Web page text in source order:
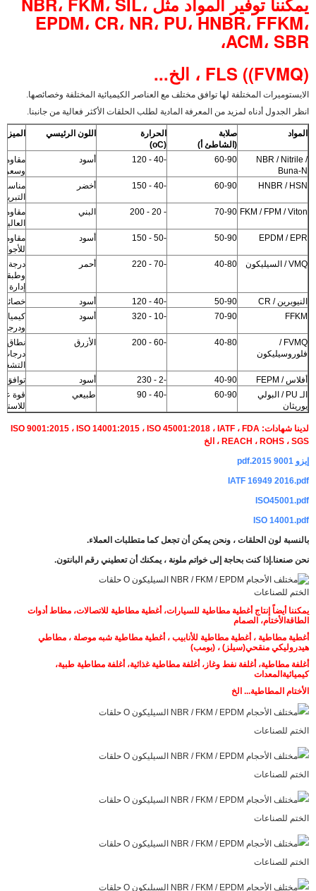
EPDM، CR، NR، PU، HNBR، FFKM،
ACM، SBR،
FLS ((FVMQ) ، الخ...
الايستوميرات المختلفة لها توافق مختلف مع العناصر الكيميائية المختلفة وخصائصها.
انظر الجدول أدناه لمزيد من المعرفة المادية لطلب الحلقات الأكثر فعالية من جانبنا.
المواد
صلابة
(الشاطئ أ)
الحرارة
(oC)
اللون الرئيسي الميزة
NBR / Nitrile /
Buna-N
60-90
-40 - 120 أسود
وسعر
HNBR / HSN
60-90
-40 - 150 أخضر
التبريد
FKM / FPM / Viton
70-90
- 20 - 200 البني
مقاومة
العالية
EPDM / EPR
50-90
-50 - 150 أسود
VMQ / السيليكون
40-80
-70 - 220 أحمر
درجة
وطبقة
إدارة
النيوبرين / CR
50-90
-40 - 120 أسود
خصائص
FFKM
70-90
-10 - 320 أسود
ودرجة
FVMQ /
فلوروسيليكون
40-80
-60 - 200 الأزرق
نطاق
درجات
أفلاس / FEPM
40-90
-2 - 230 أسود
توافق
الـ PU / البولي
يوريثان
60-90
-40 - 90 طبيعي
قوة
لدينا شهادات: ISO 9001:2015 ، ISO 14001:2015 ، ISO 45001:2018 ، IATF ، FDA
، REACH ، ROHS ، SGS الخ
إيزو 9001 2015.pdf
IATF 16949 2016.pdf
ISO45001.pdf
ISO 14001.pdf
بالنسبة لون الحلقات ، ونحن يمكن أن تجعل كما متطلبات العملاء.
نحن صنعنا.إذا كنت بحاجة إلى خواتم ملونة ، يمكنك أن تعطيني رقم البانتون.
يمكننا أيضاً إنتاج أغطية مطاطية للسيارات، أغطية مطاطية للاتصالات، مطاط أدوات
الطاقةالأختام، الصمام
أغطية مطاطية ، أغطية مطاطية للأنابيب ، أغطية مطاطية شبه موصلة ، مطاطي
هيدروليكي منقحي(سيلز) ، (بومب)
أغلفة مطاطية، أغلفة نفط وغاز، أغلفة مطاطية غذائية، أغلفة مطاطية طبية،
كيميائيةالمعدات
الأختام المطاطية... الخ